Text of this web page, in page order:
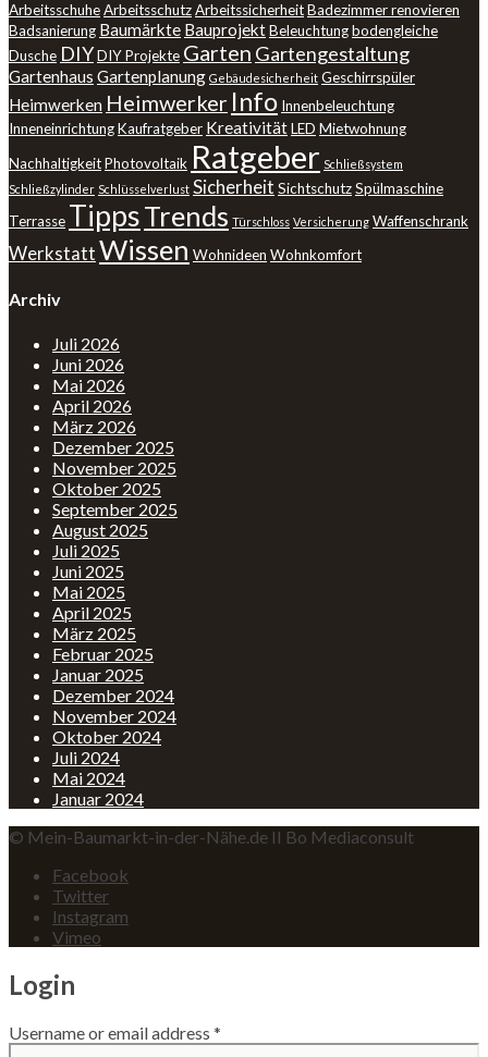
ArbeitsschuheArbeitsschutzArbeitssicherheitBadezimmer renovieren
Badsanierung Baumärkte BauprojektBeleuchtungbodengleiche
Dusche DIYDIY Projekte Garten Gartengestaltung
Gartenhaus Gartenplanung Gebäudesicherheit Geschirrspüler
Heimwerken Heimwerker Info Innenbeleuchtung
InneneinrichtungKaufratgeber KreativitätLED Mietwohnung
NachhaltigkeitPhotovoltaik Ratgeber Schließsystem
Schließzylinder Schlüsselverlust Sicherheit SichtschutzSpülmaschine
Terrasse TippsTrends Türschloss Versicherung Waffenschrank
WerkstattWissen Wohnideen Wohnkomfort
Archiv
Juli 2026
Juni 2026
Mai 2026
April 2026
März 2026
Dezember 2025
November 2025
Oktober 2025
September 2025
August 2025
Juli 2025
Juni 2025
Mai 2025
April 2025
März 2025
Februar 2025
Januar 2025
Dezember 2024
November 2024
Oktober 2024
Juli 2024
Mai 2024
Januar 2024
© Mein-Baumarkt-in-der-Nähe.de II Bo Mediaconsult
Facebook
Twitter
Instagram
Vimeo
Login
Username or email address *